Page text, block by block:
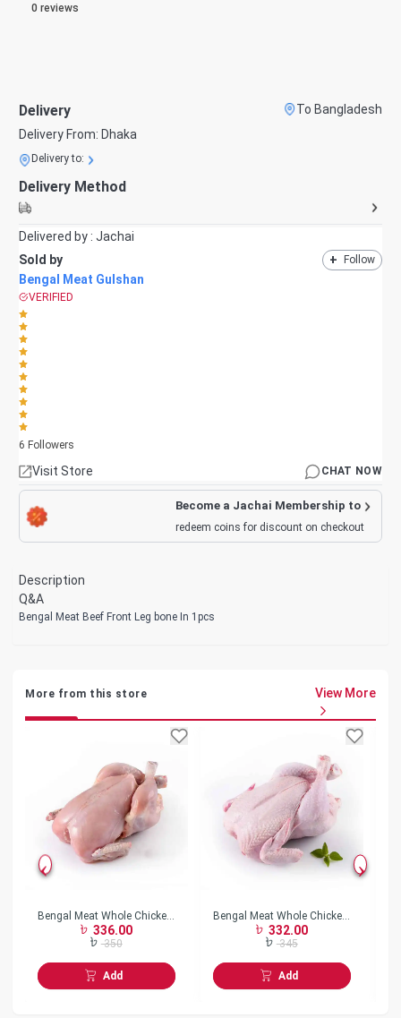
0 reviews
Delivery
To Bangladesh
Delivery From: Dhaka
Delivery to:
Delivery Method
Delivered by : Jachai
Sold by
+ Follow
Bengal Meat Gulshan
VERIFIED
6 Followers
Visit Store CHAT NOW
Become a Jachai Membership to
redeem coins for discount on checkout
Description
Q&A
Bengal Meat Beef Front Leg bone In 1pcs
More from this store View More
Bengal Meat Whole Chicken
Skin Less w/o Neck Frozen
336.00
350
Add
Bengal Meat Whole Chicken
Skin On w/o Neck Frozen
332.00
345
Add